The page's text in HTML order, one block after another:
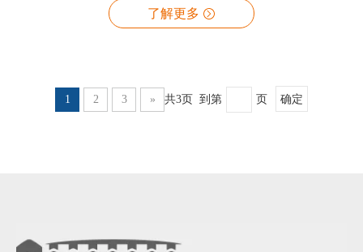
奎荣院长团队）在大规模临床数据中得到验证。
了解更多
1 2 3 » 共3页 到第 页 确定